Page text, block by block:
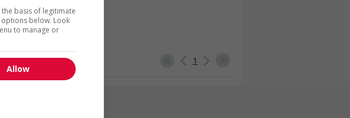
1
basis of legitimate
below. Look
to manage or
Allow